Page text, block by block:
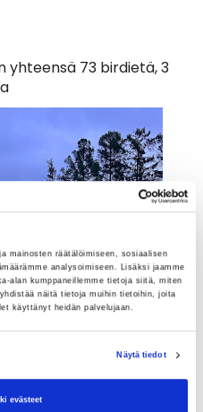
mainosten räätälöimiseen, sosiaalisen
analysoimiseen. Lisäksi jaamme
alan kumppaneillemme tietoja siitä, miten
näitä tietoja muihin tietoihin, joita
käyttänyt heidän palvelujaan.
Näytä tiedot
evästeet
yhteensä 73 birdietä, 3